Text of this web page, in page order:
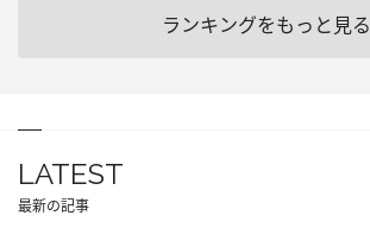
ランキングをもっと見る
LATEST
最新の記事